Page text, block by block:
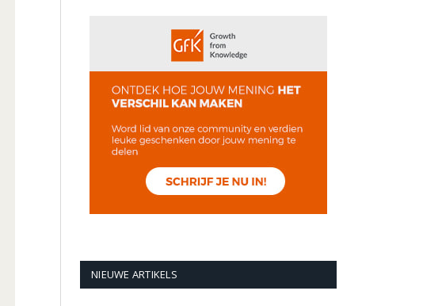
NIEUWE ARTIKELS